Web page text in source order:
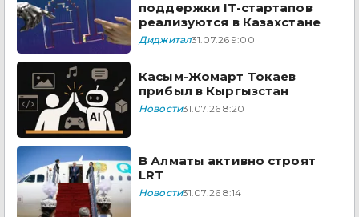
поддержки IT-стартапов
реализуются в Казахстане
Диджитал31.07.26 9:00
Касым-Жомарт Токаев
прибыл в Кыргызстан
Новости31.07.26 8:20
В Алматы активно строят
LRT
Новости31.07.26 8:14